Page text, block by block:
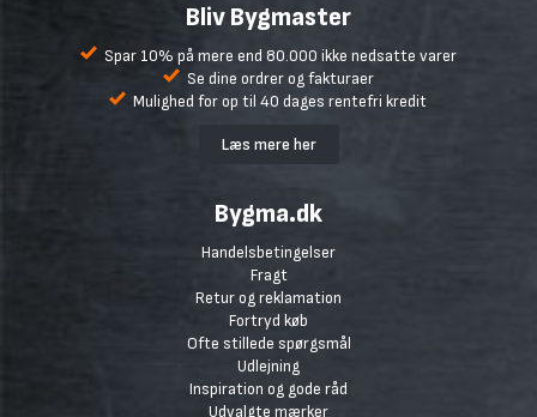
Bliv Bygmaster
Spar 10% på mere end 80.000 ikke nedsatte varer
Se dine ordrer og fakturaer
Mulighed for op til 40 dages rentefri kredit
Læs mere her
Bygma.dk
Handelsbetingelser
Fragt
Retur og reklamation
Fortryd køb
Ofte stillede spørgsmål
Udlejning
Inspiration og gode råd
Udvalgte mærker